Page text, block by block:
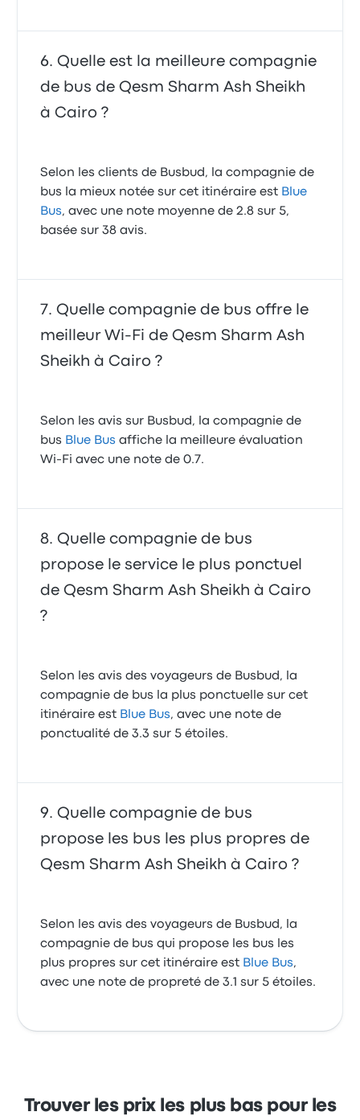
Quelle est la meilleure compagnie
de bus de Qesm Sharm Ash Sheikh
à Cairo ?
Selon les clients de Busbud, la compagnie de
bus la mieux notée sur cet itinéraire est Blue
Bus, avec une note moyenne de 2.8 sur 5,
basée sur 38 avis.
Quelle compagnie de bus offre le
meilleur Wi-Fi de Qesm Sharm Ash
Sheikh à Cairo ?
Selon les avis sur Busbud, la compagnie de
bus Blue Bus affiche la meilleure évaluation
Wi-Fi avec une note de 0.7.
Quelle compagnie de bus
propose le service le plus ponctuel
de Qesm Sharm Ash Sheikh à Cairo
?
Selon les avis des voyageurs de Busbud, la
compagnie de bus la plus ponctuelle sur cet
itinéraire est Blue Bus, avec une note de
ponctualité de 3.3 sur 5 étoiles.
Quelle compagnie de bus
propose les bus les plus propres de
Qesm Sharm Ash Sheikh à Cairo ?
Selon les avis des voyageurs de Busbud, la
compagnie de bus qui propose les bus les
plus propres sur cet itinéraire est Blue Bus,
avec une note de propreté de 3.1 sur 5 étoiles.
Trouver les prix les plus bas pour les